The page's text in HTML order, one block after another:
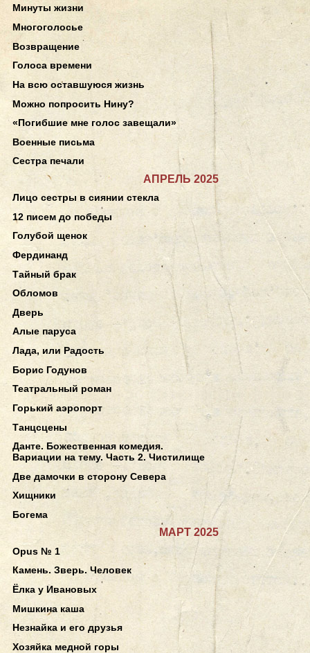
Минуты жизни
Многоголосье
Возвращение
Голоса времени
На всю оставшуюся жизнь
Можно попросить Нину?
«Погибшие мне голос завещали»
Военные письма
Сестра печали
АПРЕЛЬ 2025
Лицо сестры в сиянии стекла
12 писем до победы
Голубой щенок
Фердинанд
Тайный брак
Обломов
Дверь
Алые паруса
Лада, или Радость
Борис Годунов
Театральный роман
Горький аэропорт
Танцсцены
Данте. Божественная комедия.
Вариации на тему. Часть 2. Чистилище
Две дамочки в сторону Севера
Хищники
Богема
МАРТ 2025
Opus № 1
Камень. Зверь. Человек
Ёлка у Ивановых
Мишкина каша
Незнайка и его друзья
Хозяйка медной горы